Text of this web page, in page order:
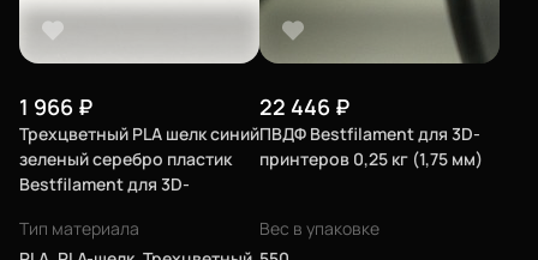
1 966 ₽
Трехцветный PLA шелк синий
зеленый серебро пластик
Bestfilament для 3D-
Тип материала
22 446 ₽
ПВДФ Bestfilament для 3D-
принтеров 0,25 кг (1,75 мм)
Вес в упаковке